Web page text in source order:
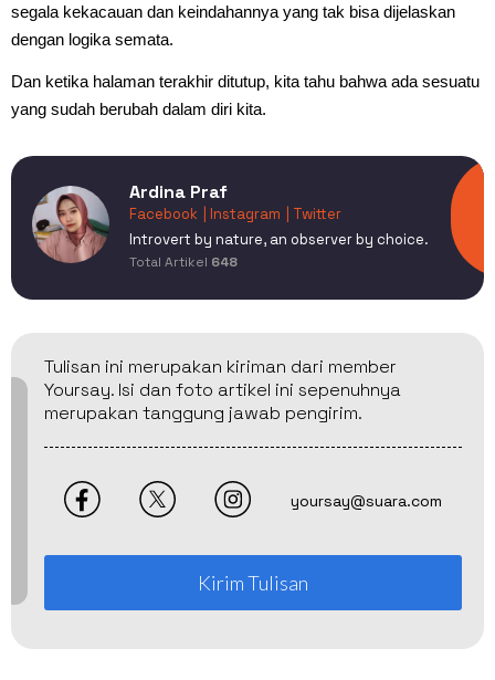
segala kekacauan dan keindahannya yang tak bisa dijelaskan
dengan logika semata.
Dan ketika halaman terakhir ditutup, kita tahu bahwa ada sesuatu
yang sudah berubah dalam diri kita.
Ardina Praf
Facebook | Instagram
| Twitter
Introvert by nature, an observer by choice.
Total Artikel 648
Tulisan ini merupakan kiriman dari member
Yoursay. Isi dan foto artikel ini sepenuhnya
merupakan tanggung jawab pengirim.
yoursay@suara.com
Kirim Tulisan